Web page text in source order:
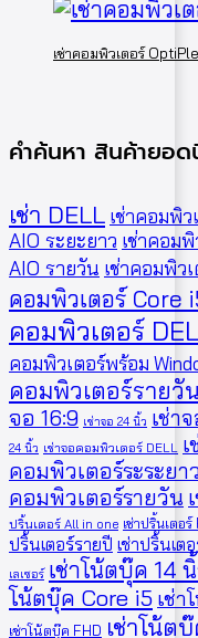
เช่าคอมพิวเตอร์
คำค้นหา สินค้ายอ
เช่า DELL เช่าคอมพิว
AIO ระยะยาว เช่าคอม
AIO รายวัน เช่าคอมพิว
คอมพิวเตอร์ Core
คอมพิวเตอร์
คอมพิวเตอร์พร้อม
คอมพิวเตอร์รายวั
จอ 16:9 เช่าจอ 24 นิ้ว เช่า
24 นิ้ว เช่าจอคอมพิวเตอร์ DELL
คอมพิวเตอร์ระระยาว
คอมพิวเตอร์รายวัน
ปริ้นเตอร์ All in one เช่าปริ้นเตอ
ปริ้นเตอร์รายปี เช่าปริ้นเต
เลเซอร์ เช่าโน้ตบุ๊ค 14
โน้ตบุ๊ค Core i5 เช่า
เช่าโน้ตบุ๊ค FHD เช่าโน้ต